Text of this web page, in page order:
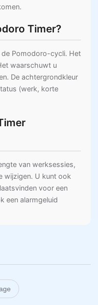
Timer?
de Pomodoro-cycli. Het
waarschuwt u
De achtergrondkleur
(werk, korte
van werksessies,
wijzigen. U kunt ook
voor een
een alarmgeluid